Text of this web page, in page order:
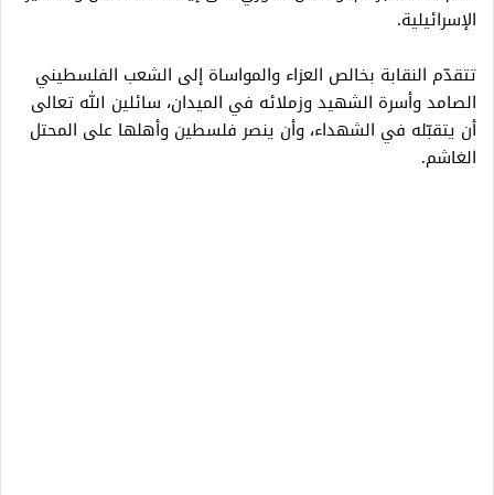
الإسرائيلية.
تتقدّم النقابة بخالص العزاء والمواساة إلى الشعب الفلسطيني
الصامد وأسرة الشهيد وزملائه في الميدان، سائلين الله تعالى
أن يتقبّله في الشهداء، وأن ينصر فلسطين وأهلها على المحتل
الغاشم.